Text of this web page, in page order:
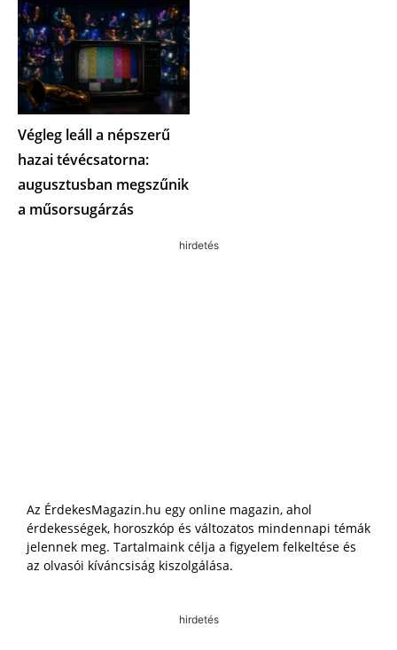
Végleg leáll a népszerű
hazai tévécsatorna:
augusztusban megszűnik
a műsorsugárzás
hirdetés
Az ÉrdekesMagazin.hu egy online magazin, ahol
érdekességek, horoszkóp és változatos mindennapi témák
jelennek meg. Tartalmaink célja a figyelem felkeltése és
az olvasói kíváncsiság kiszolgálása.
hirdetés